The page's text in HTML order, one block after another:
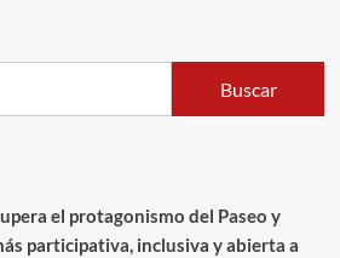
Buscar
el protagonismo del Paseo y
participativa, inclusiva y abierta a